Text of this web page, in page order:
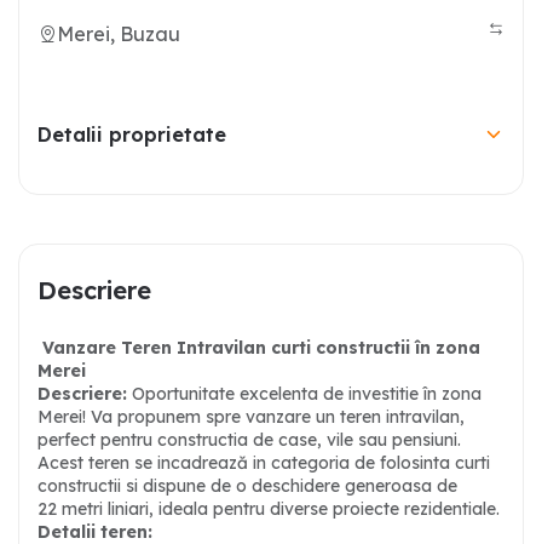
Merei, Buzau
Detalii proprietate
Descriere
Vanzare Teren Intravilan curti constructii în zona
Merei
Descriere: Oportunitate excelenta de investitie în zona
Merei! Va propunem spre vanzare un teren intravilan,
perfect pentru constructia de case, vile sau pensiuni.
Acest teren se incadrează in categoria de folosinta curti
constructii si dispune de o deschidere generoasa de
22 metri liniari, ideala pentru diverse proiecte rezidentiale.
Detalii teren: